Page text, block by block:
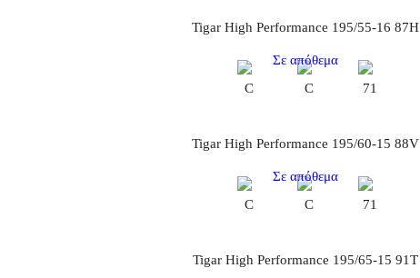
Tigar High Performance 195/55-16 87H
Σε απόθεμα
C
C 71
Tigar High Performance 195/60-15 88V
Σε απόθεμα
C
C 71
Tigar High Performance 195/65-15 91T